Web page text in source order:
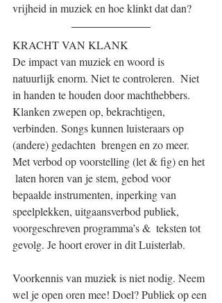
vrijheid in muziek en hoe klinkt dat dan?
KRACHT VAN KLANK
De impact van muziek en woord is
natuurlijk enorm. Niet te controleren.  Niet
in handen te houden door machthebbers.
Klanken zwepen op, bekrachtigen,
verbinden. Songs kunnen luisteraars op
(andere) gedachten  brengen en zo meer.
Met verbod op voorstelling (let & fig) en het
laten horen van je stem, gebod voor
bepaalde instrumenten, inperking van
speelplekken, uitgaansverbod publiek,
voorgeschreven programma’s &  teksten tot
gevolg. Je hoort erover in dit Luisterlab.
Voorkennis van muziek is niet nodig. Neem
wel je open oren mee! Doel? Publiek op een